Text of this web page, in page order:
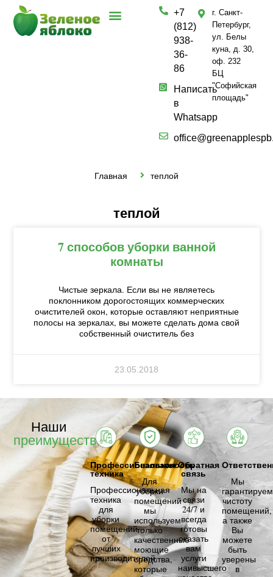
+7
(812)
938-
36-
86
Написать
в
Whatsapp
г. Санкт-
Петербург,
ул. Белы
куна, д. 30,
оф. 232
БЦ
"Софийская
площадь"
Главная теплой
теплой
7 способов уборки ванной
комнаты
Чистые зеркала. Если вы не являетесь
поклонником дорогостоящих коммерческих
очистителей окон, которые оставляют неприятные
полосы на зеркалах, вы можете сделать дома свой
собственный очиститель без
23.05.2018
Наши
преимущества
Профессиональная
техника
Профессиональная
техника
для
уборки
помещений
от
лучших
производителей.
Безопасность
Для
уборки
помещений
мы
используем
только
качественные
моющие
средства,
которые
Обратная
связь
Мы на
связи
24/7 и
всегда
готовы
оказать
вам
услуги
наивысшего
Мы
гарантируем
чистоту
помещений,
а также
Вы
можете
быть
уверены
в